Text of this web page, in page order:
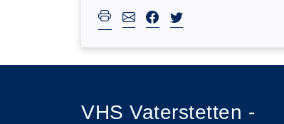
VHS Vaterstetten -